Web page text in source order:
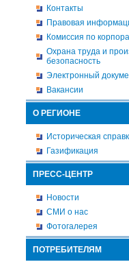
Контакты
Правовая
Комиссия по
Охрана труда и
безопасность
Электронный
Вакансии
О РЕГИОНЕ
Историческая
Газификация
ПРЕСС-ЦЕНТР
Новости
СМИ о нас
Фотогалерея
ПОТРЕБИТЕЛЯМ